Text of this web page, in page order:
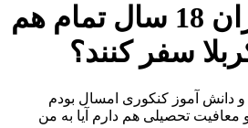
آیا دانش آموزان 18 سال تمام هم
کنند؟
کنکوری‌ امسال‌ بودم‌
هم‌ دارم‌ آیا‌ به من